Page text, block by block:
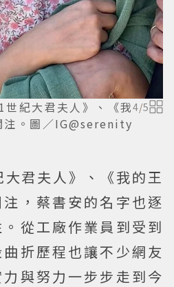
紀大君夫人》、《我
注。圖／IG@serenity
4/5
君夫人》、《我的王
，蔡書安的名字也逐
從工廠作業員到受到
折歷程也讓不少網友
與努力一步步走到今